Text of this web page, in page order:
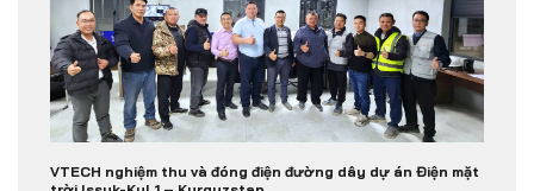
VTECH nghiệm thu và đóng điện đường dây dự án Điện mặt